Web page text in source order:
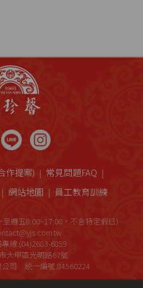
作提案)
常見問題FAQ
網站地圖 員工教育訓練
週五8:00~17:00，不含特定假日)
線:(04)2683-6859
大甲區光明路67號
公司 統一編號:84560224